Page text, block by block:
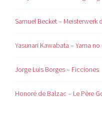
Samuel Becket – Meisterwerk
Yasunari Kawabata – Yama
Jorge Luis Borges – Ficciones
Honoré de Balzac – Le Père